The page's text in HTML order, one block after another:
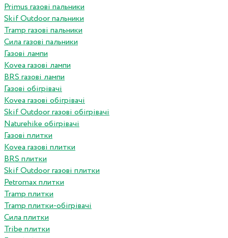
Primus газові пальники
Skif Outdoor пальники
Tramp газові пальники
Сила газові пальники
Газові лампи
Kovea газові лампи
BRS газові лампи
Газові обігрівачі
Kovea газові обігрівачі
Skif Outdoor газові обігрівачі
Naturehike обігрівачі
Газові плитки
Kovea газові плитки
BRS плитки
Skif Outdoor газові плитки
Petromax плитки
Tramp плитки
Tramp плитки-обігрівачі
Сила плитки
Tribe плитки